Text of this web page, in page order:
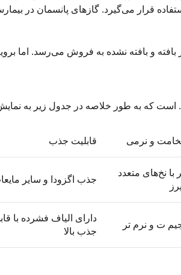
قرار می‌گیرد. گازهای پانسمان در
بافته و بافته نشده به فروش می‌رسد. اما
.. است که به طور خلاصه در جدول زیر به
و نرمی قابلیت جذب
با نخ‌های متعدد
جذب اگزودا و سایر
ت و نرم تر
دارای الیاف فشرده با
جذب بالا